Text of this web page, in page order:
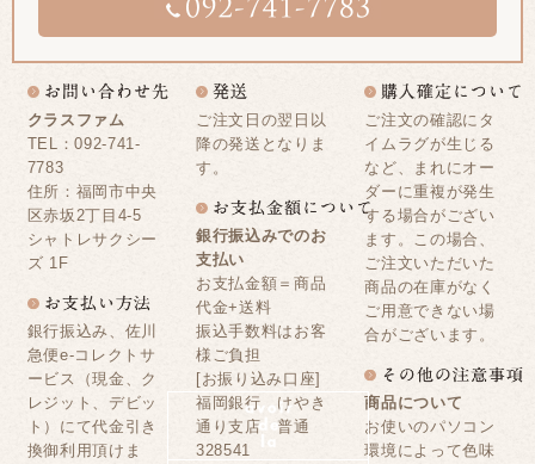
クラスファム
TEL：092-741-
7783
住所：福岡市中央
区赤坂2丁目4-5
シャトレサクシー
ズ 1F
銀行振込み、佐川
急便e-コレクトサ
ービス（現金、ク
レジット、デビッ
ト）にて代金引き
換御利用頂けま
ご注文日の翌日以
降の発送となりま
す。
銀行振込みでのお
支払い
お支払金額＝商品
代金+送料
振込手数料はお客
様ご負担
[お振り込み口座]
福岡銀行 けやき
通り支店 普通
328541
ご注文の確認にタ
イムラグが生じる
など、まれにオー
ダーに重複が発生
する場合がござい
ます。この場合、
ご注文いただいた
商品の在庫がなく
ご用意できない場
合がございます。
商品について
お使いのパソコン
環境によって色味